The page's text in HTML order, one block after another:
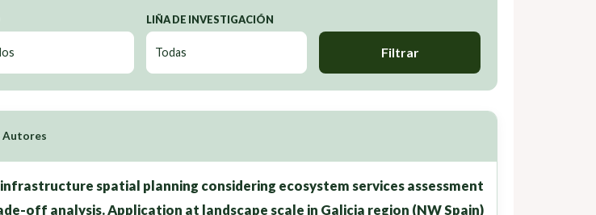
LIÑA DE INVESTIGACIÓN
Filtrar
spatial planning considering ecosystem services assessment
off analysis. Application at landscape scale in Galicia region (NW Spain)